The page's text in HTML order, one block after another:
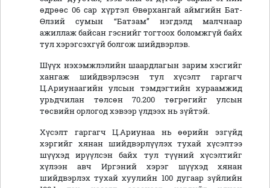
өдрөөс 06 сар хүртэл Өвөрхангай аймгийн Бат-
Өлзий сумын “Батзам” нэгдэлд малчнаар
ажиллаж байсан гэснийг тогтоох боломжгүй байх
тул хэрэгсэхгүй болгож шийдвэрлэв.
Шүүх нэхэмжлэлийн шаардлагын зарим хэсгийг
хангаж шийдвэрлэсэн тул хүсэлт гаргагч
Ц.Ариунаагийн улсын тэмдэгтийн хураамжид
урьдчилан төлсөн 70.200 төгрөгийг улсын
төсвийн орлогод хэвээр үлдээх нь зүйтэй.
Хүсэлт гаргагч Ц.Ариунаа нь өөрийн эзгүйд
хэргийг хянан шийдвэрлүүлэх тухай хүсэлтээ
шүүхэд ирүүлсэн байх тул түүний хүсэлтийг
хүлээн авч Иргэний хэрэг шүүхэд хянан
шийдвэрлэх тухай хуулийн 100 дугаар зүйлийн